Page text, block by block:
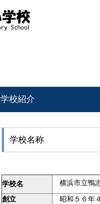
学校紹介
学校名称
学校名
横浜市立鴨
創立
昭和５６年